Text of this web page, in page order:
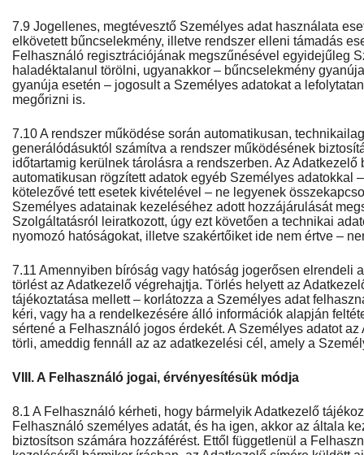
7.9 Jogellenes, megtévesztő Személyes adat használata
elkövetett bűncselekmény, illetve rendszer elleni támadás
Felhasználó regisztrációjának megszűnésével egyidejűleg
haladéktalanul törölni, ugyanakkor – bűncselekmény
gyanúja esetén – jogosult a Személyes adatokat a
megőrizni is.
7.10 A rendszer működése során automatikusan,
generálódásuktól számítva a rendszer működésének
időtartamig kerülnek tárolásra a rendszerben. Az Adatkezelő
automatikusan rögzített adatok egyéb Személyes adatokkal
kötelezővé tett esetek kivételével – ne legyenek
Személyes adatainak kezeléséhez adott hozzájárulását
Szolgáltatásról leiratkozott, úgy ezt követően a technikai
nyomozó hatóságokat, illetve szakértőiket ide nem értve –
7.11 Amennyiben bíróság vagy hatóság jogerősen elrendeli
törlést az Adatkezelő végrehajtja. Törlés helyett az
tájékoztatása mellett – korlátozza a Személyes adat
kéri, vagy ha a rendelkezésére álló információk alapján
sértené a Felhasználó jogos érdekét. A Személyes adatot
törli, ameddig fennáll az az adatkezelési cél, amely a
VIII. A Felhasználó jogai, érvényesítésük módja
8.1 A Felhasználó kérheti, hogy bármelyik Adatkezelő
Felhasználó személyes adatát, és ha igen, akkor az általa
biztosítson számára hozzáférést. Ettől függetlenül a